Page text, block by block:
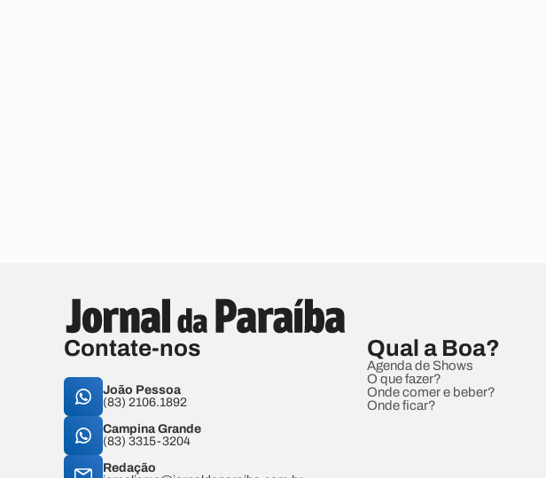
Contate-nos
João Pessoa
(83) 2106.1892
Campina Grande
(83) 3315-3204
Redação
Qual a Boa?
Agenda de Shows
O que fazer?
Onde comer e beber?
Onde ficar?